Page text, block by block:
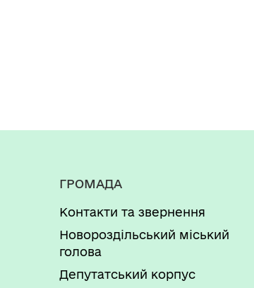
ГРОМАДА
Контакти та звернення
Новороздільський міський
голова
Депутатський корпус